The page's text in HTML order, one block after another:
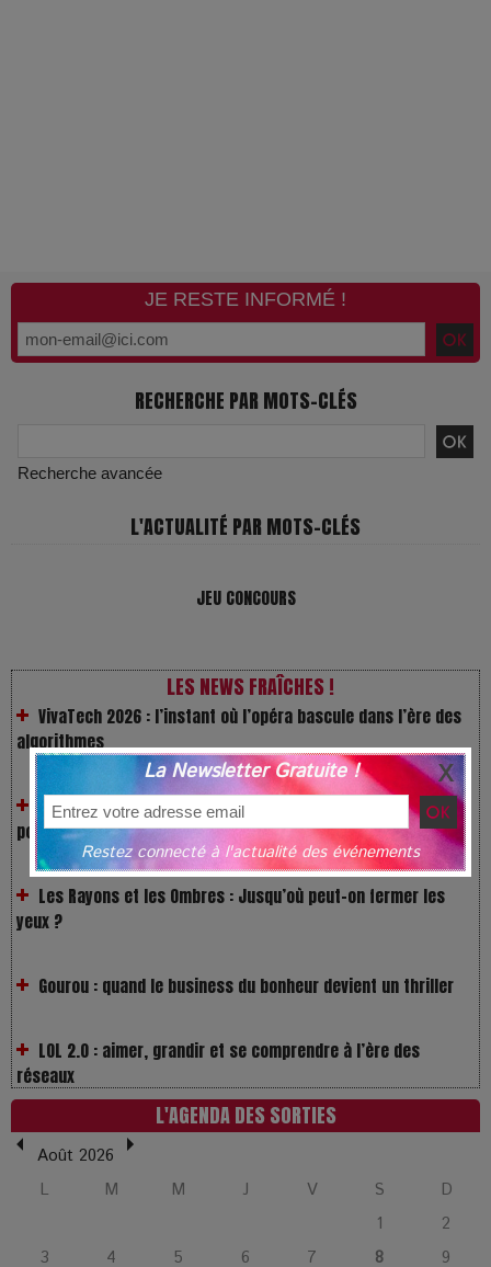
JE RESTE INFORMÉ !
RECHERCHE PAR MOTS-CLÉS
Recherche avancée
L'ACTUALITÉ PAR MOTS-CLÉS
JEU CONCOURS
LES NEWS FRAÎCHES !
VivaTech 2026 : l’instant où l’opéra bascule dans l’ère des
algorithmes
Festivals : pourquoi les dérivés du chanvre gagnent en
popularité
Les Rayons et les Ombres : Jusqu’où peut-on fermer les
yeux ?
réseaux
L’Affaire Bojarski : entre faux billets et vraie tragédie
humaine
L’or blanc à la croisée des chemins : Rumilly interroge
L'AGENDA DES SORTIES
Août 2026
L
M M J V S
D
1
2
3
4 5 6 7 8
9
La Newsletter Gratuite !
Restez connecté à l'actualité des événements